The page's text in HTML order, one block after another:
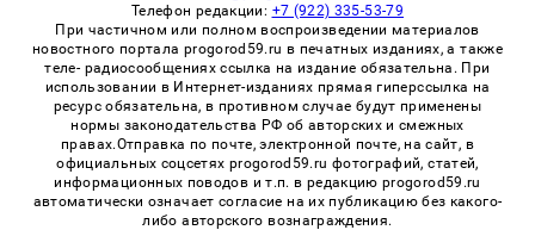
Телефон редакции: +7 (922) 335-53-79
При частичном или полном воспроизведении материалов
новостного портала progorod59.ru в печатных изданиях, а также
теле- радиосообщениях ссылка на издание обязательна. При
использовании в Интернет-изданиях прямая гиперссылка на
ресурс обязательна, в противном случае будут применены
нормы законодательства РФ об авторских и смежных
правах.Отправка по почте, электронной почте, на сайт, в
официальных соцсетях progorod59.ru фотографий, статей,
информационных поводов и т.п. в редакцию progorod59.ru
автоматически означает согласие на их публикацию без какого-
либо авторского вознаграждения.